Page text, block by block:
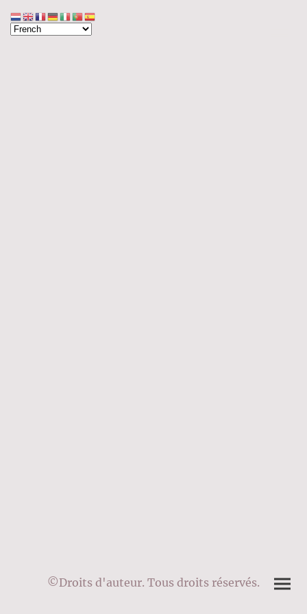
©Droits d'auteur. Tous droits réservés.